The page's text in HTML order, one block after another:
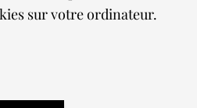
sur votre ordinateur.
Rights Reserved